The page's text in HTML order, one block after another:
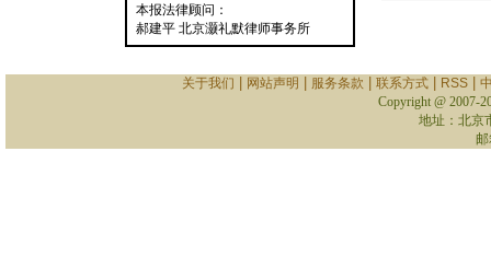
本报法律顾问：
郝建平 北京灏礼默律师事务所
关于我们 网站声明 服务条款 联系方式 RSS
Copyright @ 2007-
地址：北京
邮